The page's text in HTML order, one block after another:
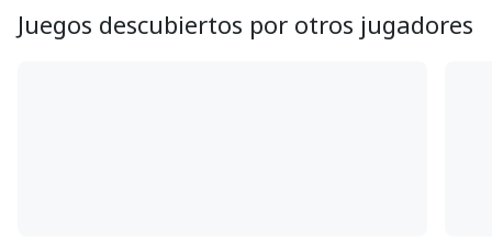
Juegos descubiertos por otros jugadores